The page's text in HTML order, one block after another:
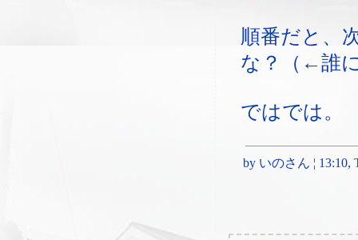
順番だと、
な？（←誰
ではでは。
by いのさん ¦ 13:10,